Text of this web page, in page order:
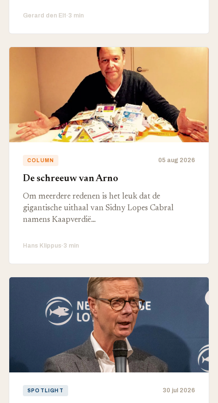
Gerard den Elt·3 min
COLUMN 05 aug 2026
De schreeuw van Arno
Om meerdere redenen is het leuk dat de
gigantische uithaal van Sidny Lopes Cabral
namens Kaapverdië…
Hans Klippus·3 min
SPOTLIGHT 30 jul 2026